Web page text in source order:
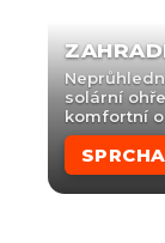
solární
komfortní
SPRCHA